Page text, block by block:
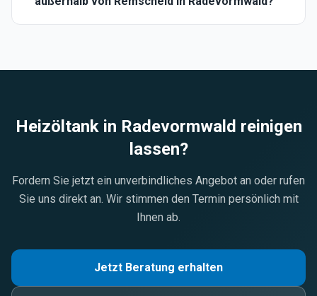
Heizöltank in Radevormwald reinigen
lassen?
Fordern Sie jetzt ein unverbindliches Angebot an oder rufen
Sie uns direkt an. Wir stimmen den Termin persönlich mit
Ihnen ab.
Jetzt Beratung erhalten